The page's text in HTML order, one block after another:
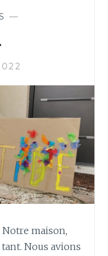
—
maison,
Nous avions